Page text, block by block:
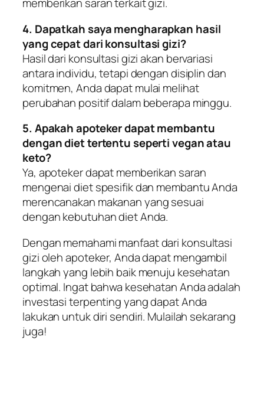
memberikan saran terkait gizi.
4. Dapatkah saya mengharapkan hasil
yang cepat dari konsultasi gizi?
Hasil dari konsultasi gizi akan bervariasi
antara individu, tetapi dengan disiplin dan
komitmen, Anda dapat mulai melihat
perubahan positif dalam beberapa minggu.
5. Apakah apoteker dapat membantu
dengan diet tertentu seperti vegan atau
keto?
Ya, apoteker dapat memberikan saran
mengenai diet spesifik dan membantu Anda
merencanakan makanan yang sesuai
dengan kebutuhan diet Anda.
Dengan memahami manfaat dari konsultasi
gizi oleh apoteker, Anda dapat mengambil
langkah yang lebih baik menuju kesehatan
optimal. Ingat bahwa kesehatan Anda adalah
investasi terpenting yang dapat Anda
lakukan untuk diri sendiri. Mulailah sekarang
juga!